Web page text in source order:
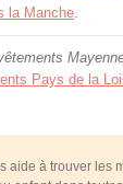
la Manche
Pays de la
aide à trouver les